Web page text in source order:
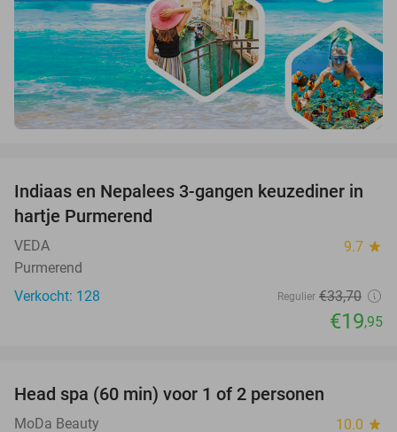
41%
Indiaas en Nepalees 3-gangen keuzediner in
hartje Purmerend
VEDA 9.7 star
Purmerend
Verkocht: 128
Regulier €33,70
€19,95
Head spa (60 min) voor 1 of 2 personen
MoDa Beauty 10.0 star